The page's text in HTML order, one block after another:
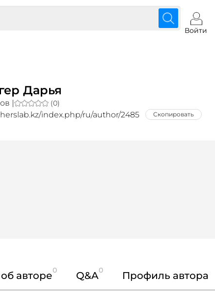
Войти
Дарья
| (0)
index.php/ru/author/2485 Скопировать
авторе0 Q&A0 Профиль автора